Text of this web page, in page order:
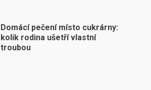
Domácí pečení místo cukrárny:
kolik rodina ušetří vlastní
troubou